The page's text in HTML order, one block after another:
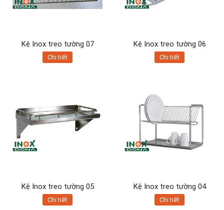
Kệ Inox treo tường 07
Chi tiết
Kệ Inox treo tường 06
Chi tiết
Kệ Inox treo tường 05
Chi tiết
Kệ Inox treo tường 04
Chi tiết